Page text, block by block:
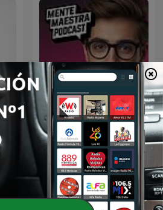
Mente Maestra Podcast